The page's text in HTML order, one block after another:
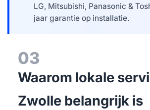
LG, Mitsubishi, Panasonic &
jaar garantie op installatie.
03
Waarom lokale
Zwolle belangrijk is